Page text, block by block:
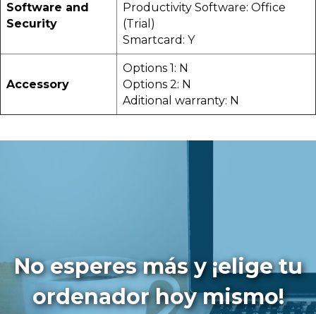
Software and
Security
Productivity Software: Office
(Trial)
Smartcard: Y
Accessory
Options 1: N
Options 2: N
Aditional warranty: N
No esperes más y ¡elige tu
ordenador hoy mismo!